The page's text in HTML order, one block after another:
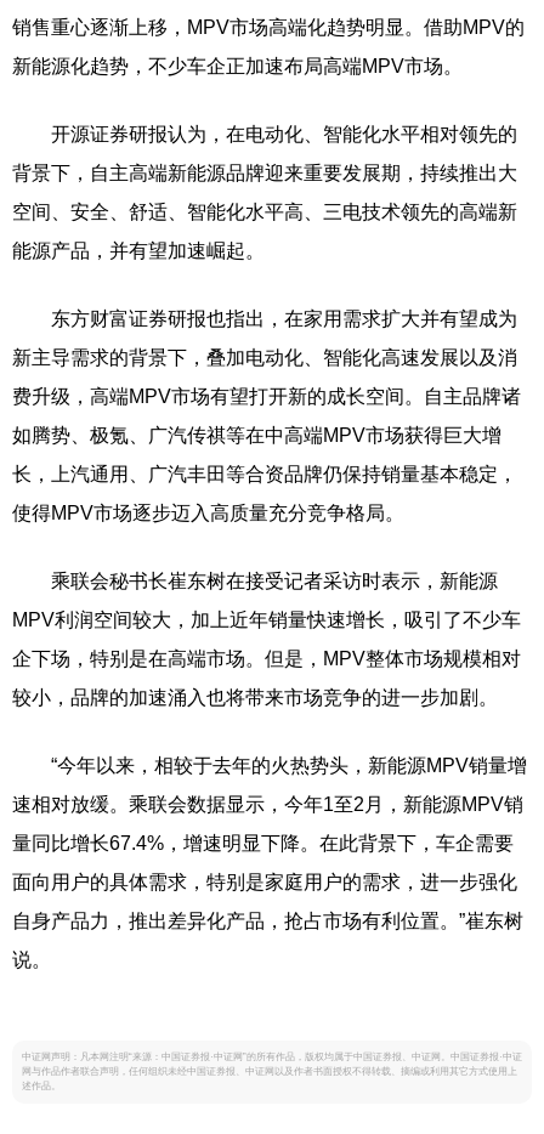
销售重心逐渐上移，MPV市场高端化趋势明显。借助MPV的
新能源化趋势，不少车企正加速布局高端MPV市场。
开源证券研报认为，在电动化、智能化水平相对领先的
背景下，自主高端新能源品牌迎来重要发展期，持续推出大
空间、安全、舒适、智能化水平高、三电技术领先的高端新
能源产品，并有望加速崛起。
东方财富证券研报也指出，在家用需求扩大并有望成为
新主导需求的背景下，叠加电动化、智能化高速发展以及消
费升级，高端MPV市场有望打开新的成长空间。自主品牌诸
如腾势、极氪、广汽传祺等在中高端MPV市场获得巨大增
长，上汽通用、广汽丰田等合资品牌仍保持销量基本稳定，
使得MPV市场逐步迈入高质量充分竞争格局。
乘联会秘书长崔东树在接受记者采访时表示，新能源
MPV利润空间较大，加上近年销量快速增长，吸引了不少车
企下场，特别是在高端市场。但是，MPV整体市场规模相对
较小，品牌的加速涌入也将带来市场竞争的进一步加剧。
“今年以来，相较于去年的火热势头，新能源MPV销量增
速相对放缓。乘联会数据显示，今年1至2月，新能源MPV销
量同比增长67.4%，增速明显下降。在此背景下，车企需要
面向用户的具体需求，特别是家庭用户的需求，进一步强化
自身产品力，推出差异化产品，抢占市场有利位置。”崔东树
说。
中证网声明：凡本网注明“来源：中国证券报·中证网”的所有作品，版权均属于中国证券报、中证网。中国证券报·中证
网与作品作者联合声明，任何组织未经中国证券报、中证网以及作者书面授权不得转载、摘编或利用其它方式使用上
述作品。